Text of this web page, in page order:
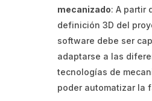
mecanizado: A partir
definición 3D del
software debe ser
adaptarse a las
tecnologías de
poder automatizar la